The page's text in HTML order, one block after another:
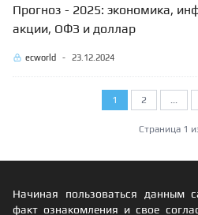
Прогноз - 2025: экономика,
акции, ОФЗ и доллар
ecworld - 23.12.2024
1 2 ...
Страница 1
Начиная пользоваться данным
факт ознакомления и свое